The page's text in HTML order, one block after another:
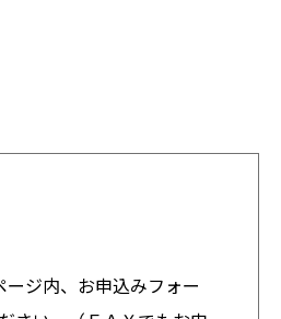
ジ内、お申込みフォー